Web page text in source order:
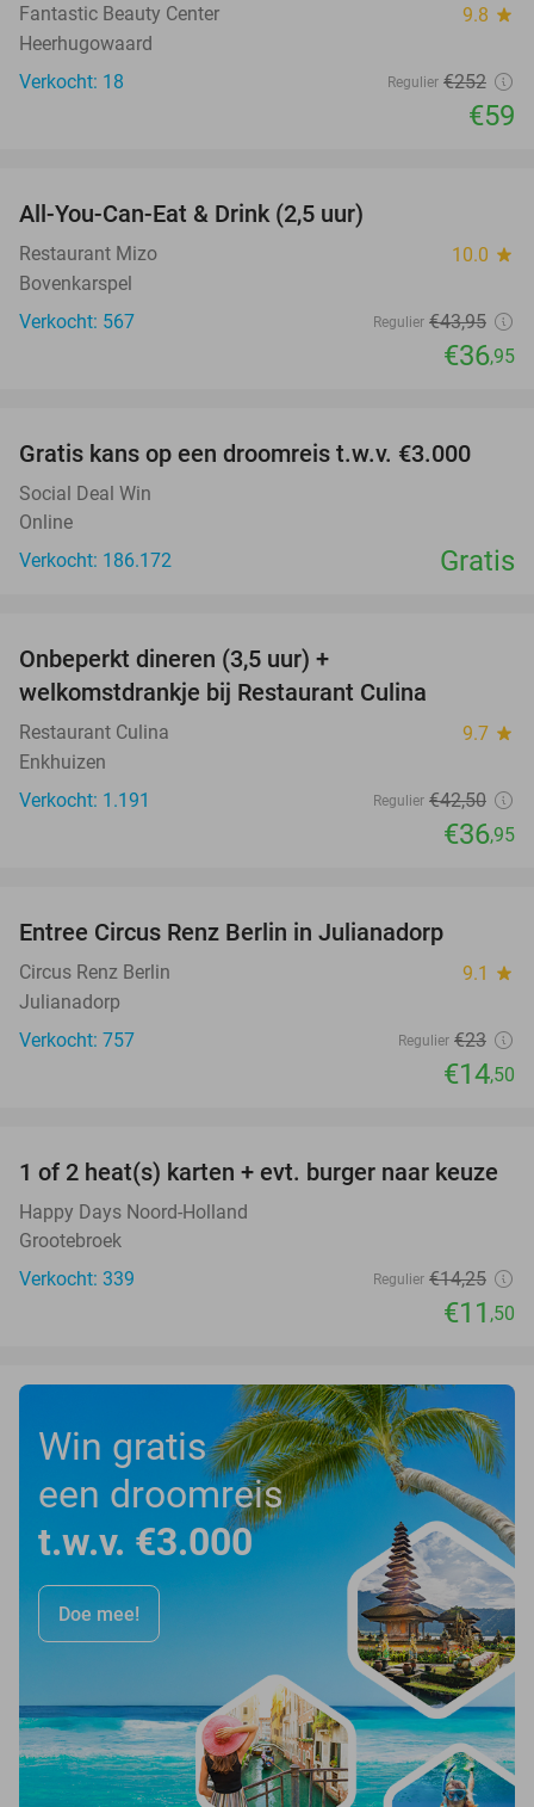
Fantastic Beauty Center 9.8 star
Heerhugowaard
Verkocht: 18
Regulier €252
€59
All-You-Can-Eat & Drink (2,5 uur)
Restaurant Mizo 10.0 star
Bovenkarspel
Verkocht: 567
Regulier €43,95
€36,95
Gratis kans op een droomreis t.w.v. €3.000
Social Deal Win
Online
Verkocht: 186.172
Gratis
Onbeperkt dineren (3,5 uur) +
welkomstdrankje bij Restaurant Culina
Restaurant Culina 9.7 star
Enkhuizen
Verkocht: 1.191
Regulier €42,50
€36,95
Entree Circus Renz Berlin in Julianadorp
Circus Renz Berlin 9.1 star
Julianadorp
Verkocht: 757
Regulier €23
€14,50
19%
1 of 2 heat(s) karten + evt. burger naar keuze
Happy Days Noord-Holland
Grootebroek
Verkocht: 339
Regulier €14,25
€11 ,50
Win gratis
een droomreis
t.w.v. €3.000
Doe mee!